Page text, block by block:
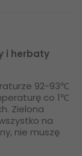
i herbaty
92-93℃
co 1℃
Zielona
na
nie muszę